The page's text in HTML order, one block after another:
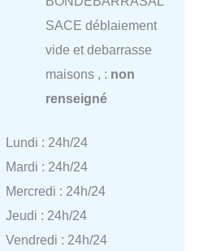
SACE déblaiement
vide et debarrasse
maisons , : non
renseigné
Lundi : 24h/24
Mardi : 24h/24
Mercredi : 24h/24
Jeudi : 24h/24
Vendredi : 24h/24